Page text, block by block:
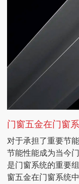
门窗五金在门窗
对于承担了重要节
节能性能成为当今
是门窗系统的重要
窗五金在门窗系统